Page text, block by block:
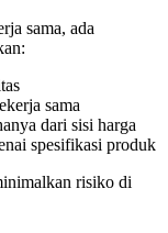
sama, ada
sama
dari sisi harga
spesifikasi produk
risiko di